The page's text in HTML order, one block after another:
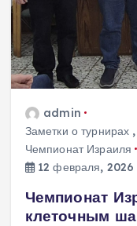
admin
Заметки о турнирах ,
Чемпионат Израиля
12 февраля, 2026
Чемпионат
клеточным